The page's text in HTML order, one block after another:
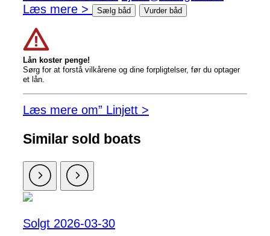
Læs mere >
Sælg båd Vurder båd
Lån koster penge!
Sørg for at forstå vilkårene og dine forpligtelser, før du optager
et lån.
Læs mere om” Linjett >
Similar sold boats
Solgt 2026-03-30